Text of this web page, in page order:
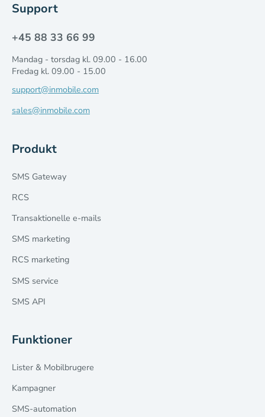
Support
+45 88 33 66 99
Mandag - torsdag kl. 09.00 - 16.00
Fredag kl. 09.00 - 15.00
support@inmobile.com
sales@inmobile.com
Produkt
SMS Gateway
RCS
Transaktionelle e-mails
SMS marketing
RCS marketing
SMS service
SMS API
Funktioner
Lister & Mobilbrugere
Kampagner
SMS-automation